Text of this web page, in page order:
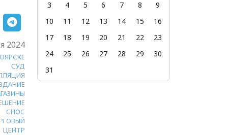
2024
СУД
СНОС
ЦЕНТР
3
4 5 6 7 8
9
10
11 12 13 14 15
16
17
18 19 20 21 22
23
24
25 26 27 28 29
30
31